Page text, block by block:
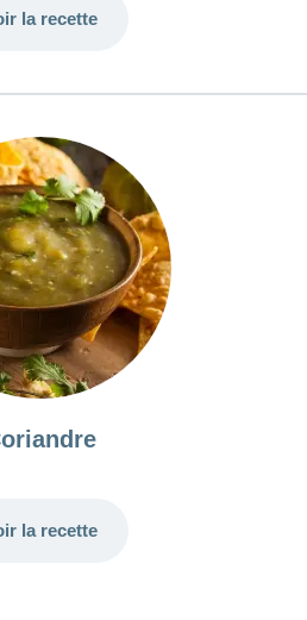
la recette
la recette